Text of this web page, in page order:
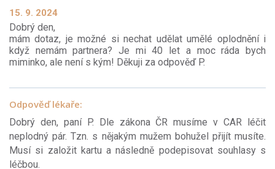
15. 9. 2024
Dobrý den,
mám dotaz, je možné si nechat udělat umělé oplodnění i
když nemám partnera? Je mi 40 let a moc ráda bych
miminko, ale není s kým! Děkuji za odpověď P.
Odpověď lékaře:
Dobrý den, paní P. Dle zákona ČR musíme v CAR léčit
neplodný pár. Tzn. s nějakým mužem bohužel přijít musíte.
Musí si založit kartu a následně podepisovat souhlasy s
léčbou.